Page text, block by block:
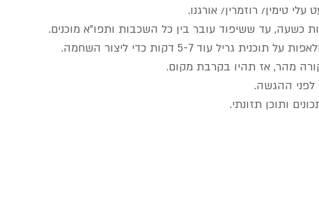
טימין/ רוזמרין/ אורגנו.
כשעה, עד ששיפוד עובר בין כל השכבות ותפו"א מוכנים.
גריל עוד 5-7 דקות כדי ליצור השחמה.
מהר, אז תהיו בקרבת מקום.
ההגשה.
ותוכן תזונתי.